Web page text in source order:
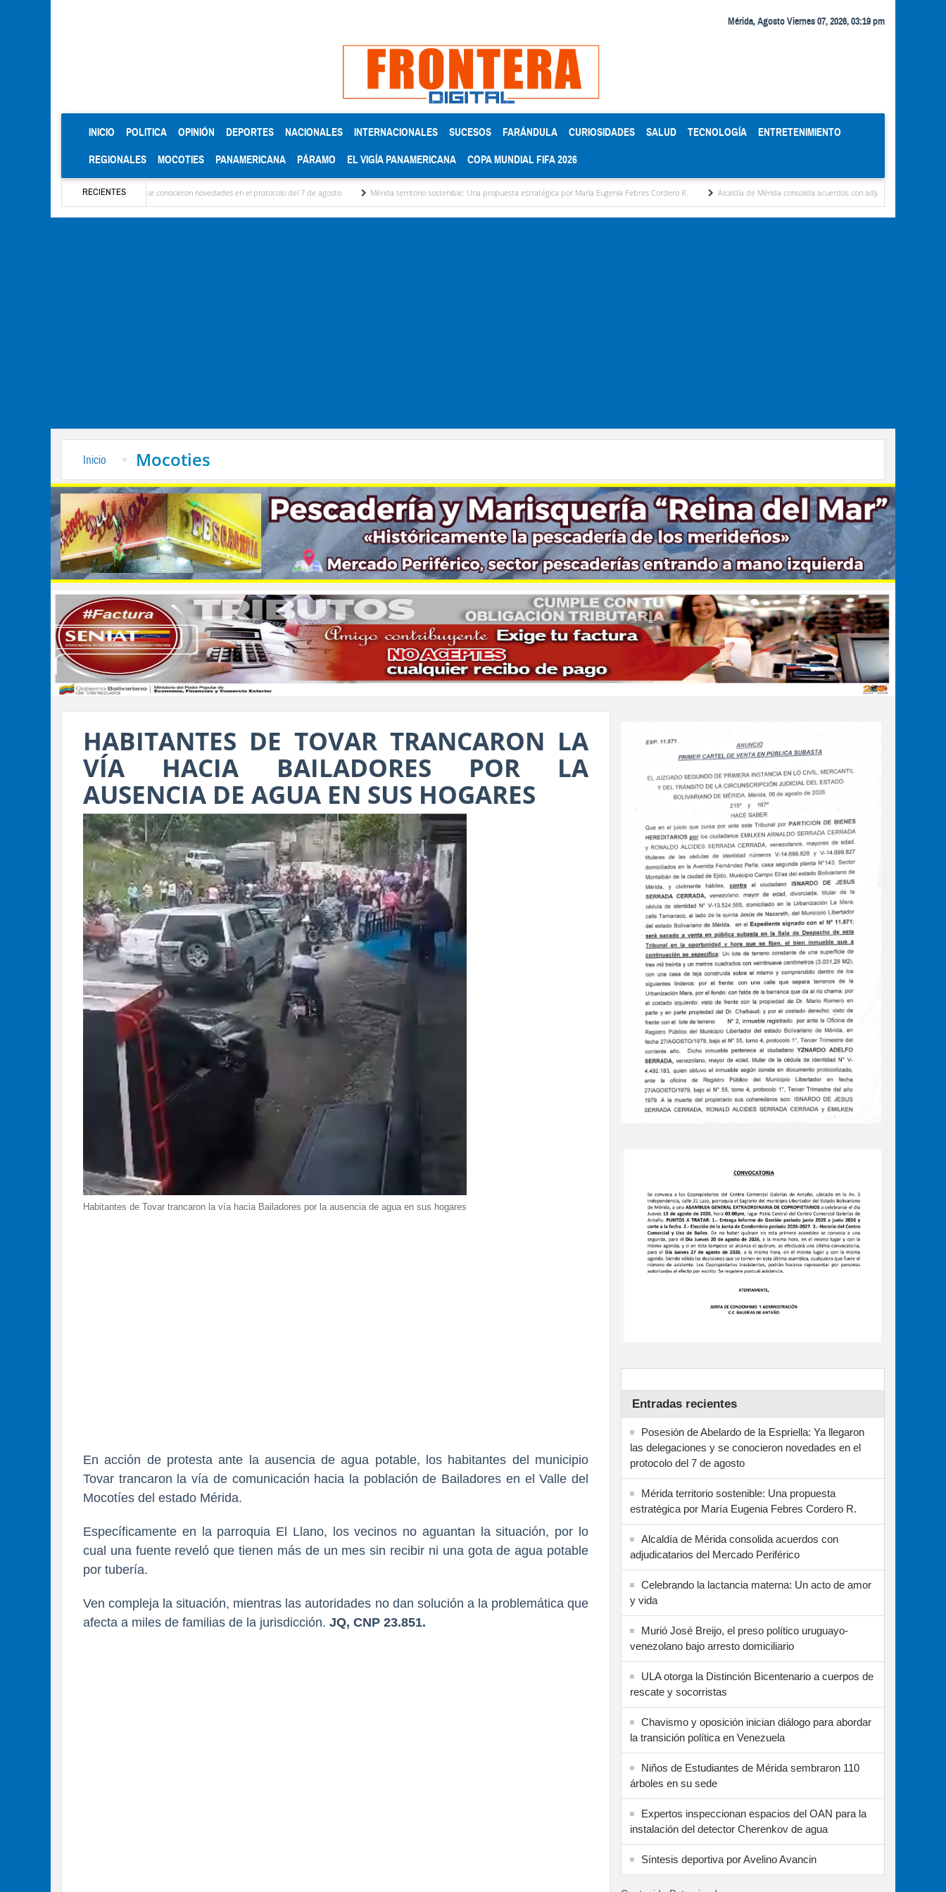
Mérida, Agosto Viernes 07, 2026, 03:19 pm
INICIO (CURRENT)
POLITICA OPINIÓN DEPORTES NACIONALES INTERNACIONALES SUCESOS FARÁNDULA CURIOSIDADES SALUD TECNOLOGÍA ENTRETENIMIENTO
REGIONALES MOCOTIES PANAMERICANA PÁRAMO EL VIGÍA PANAMERICANA COPA MUNDIAL FIFA 2026
RECIENTES
las delegaciones y se conocieron novedades en el protocolo del 7 de agosto Mérida territorio sostenible: Una propuesta estratégica por María Eugenia Febres Cordero R. Alcaldía de Mérida consolida acuerdos con adjudicatarios del Mercado Periférico
Inicio Mocoties
HABITANTES DE TOVAR TRANCARON LA
VÍA HACIA BAILADORES POR LA
AUSENCIA DE AGUA EN SUS HOGARES
Habitantes de Tovar trancaron la vía hacia Bailadores por la ausencia de agua en sus hogares
En acción de protesta ante la ausencia de agua potable, los habitantes del municipio
Tovar trancaron la vía de comunicación hacia la población de Bailadores en el Valle del
Mocotíes del estado Mérida.
Específicamente en la parroquia El Llano, los vecinos no aguantan la situación, por lo
cual una fuente reveló que tienen más de un mes sin recibir ni una gota de agua potable
por tubería.
Ven compleja la situación, mientras las autoridades no dan solución a la problemática que
afecta a miles de familias de la jurisdicción. JQ, CNP 23.851.
Entradas recientes
Posesión de Abelardo de la Espriella: Ya llegaron
las delegaciones y se conocieron novedades en el
protocolo del 7 de agosto
Mérida territorio sostenible: Una propuesta
estratégica por María Eugenia Febres Cordero R.
Alcaldía de Mérida consolida acuerdos con
adjudicatarios del Mercado Periférico
Celebrando la lactancia materna: Un acto de amor
y vida
Murió José Breijo, el preso político uruguayo-
venezolano bajo arresto domiciliario
ULA otorga la Distinción Bicentenario a cuerpos de
rescate y socorristas
Chavismo y oposición inician diálogo para abordar
la transición política en Venezuela
Niños de Estudiantes de Mérida sembraron 110
árboles en su sede
Expertos inspeccionan espacios del OAN para la
instalación del detector Cherenkov de agua
Síntesis deportiva por Avelino Avancin